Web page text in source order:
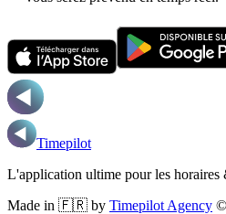
Timepilot
L'application ultime pour les horaires
Made in 🇫🇷 by Timepilot Agency ©